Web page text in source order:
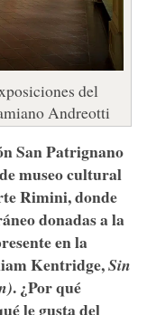
del
Andreotti
San Patrignano
museo cultural
Rimini, donde
donadas a la
en la
Kentridge,Sin
. ¿Por qué
le gusta del